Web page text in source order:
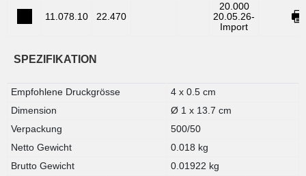
11.078.10 22.470
20.000
20.05.26-
Import
SPEZIFIKATION
Empfohlene Druckgrösse
4 x 0.5 cm
Dimension
Ø 1 x 13.7 cm
Verpackung
500/50
Netto Gewicht
0.018 kg
Brutto Gewicht
0.01922 kg